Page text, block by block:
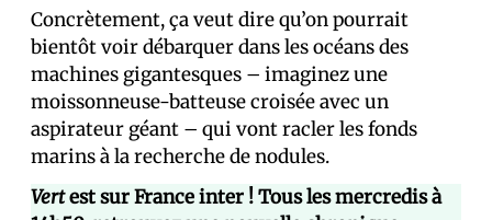
Concrètement, ça veut dire qu’on pourrait
bientôt voir débarquer dans les océans des
machines gigantesques – imaginez une
moissonneuse-batteuse croisée avec un
aspirateur géant – qui vont racler les fonds
marins à la recherche de nodules.
Vertest sur France inter ! Tous les mercredis à